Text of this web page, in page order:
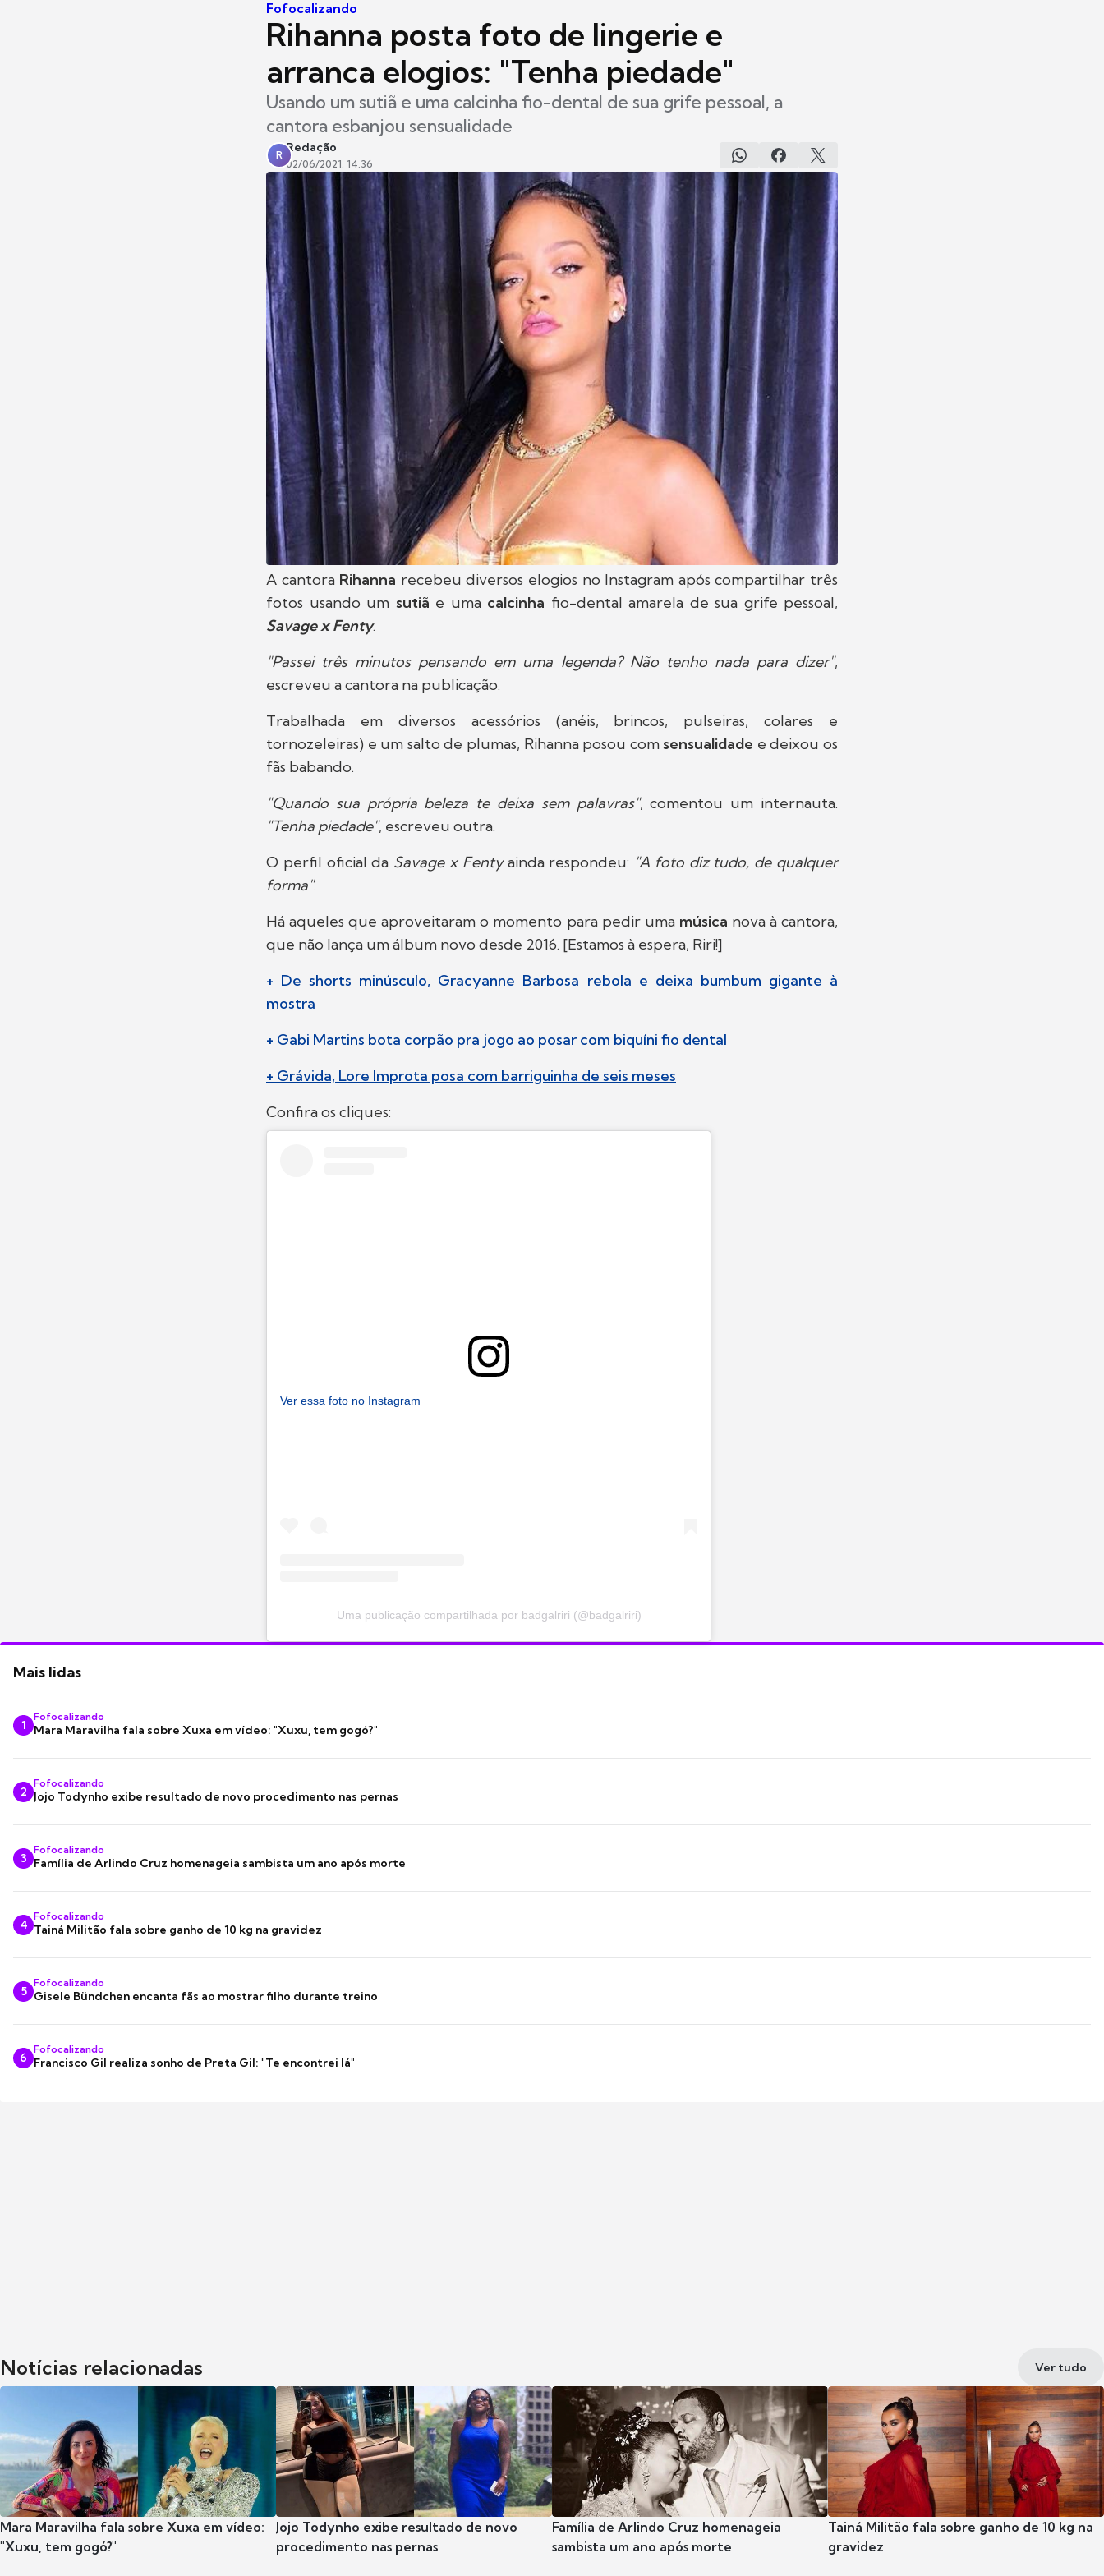
Fofocalizando
Rihanna posta foto de lingerie e
arranca elogios: "Tenha piedade"
Usando um sutiã e uma calcinha fio-dental de sua grife pessoal, a
cantora esbanjou sensualidade
R
Redação
02/06/2021, 14:36
A cantoraRihanna recebeu diversos elogios no Instagram após compartilhar três
fotos usando um sutiã e uma calcinha fio-dental amarela de sua grife pessoal,
Savage x Fenty.
"Passei três minutos pensando em uma legenda? Não tenho nada para dizer",
escreveu a cantora na publicação.
Trabalhada em diversos acessórios (anéis, brincos, pulseiras, colares e
tornozeleiras) e um salto de plumas, Rihanna posou comsensualidade e deixou os
fãs babando.
"Quando sua própria beleza te deixa sem palavras", comentou um internauta.
"Tenha piedade", escreveu outra.
O perfil oficial da Savage x Fentyainda respondeu: "A foto diz tudo, de qualquer
forma".
Há aqueles que aproveitaram o momento para pedir uma música nova à cantora,
que não lança um álbum novo desde 2016. [Estamos à espera, Riri!]
+ De shorts minúsculo, Gracyanne Barbosa rebola e deixa bumbum gigante à
mostra
+ Gabi Martins bota corpão pra jogo ao posar com biquíni fio dental
+ Grávida, Lore Improta posa com barriguinha de seis meses
Confira os cliques:
Ver essa foto no Instagram
Uma publicação compartilhada por badgalriri (@badgalriri)
Mais lidas
1
Fofocalizando
Mara Maravilha fala sobre Xuxa em vídeo: "Xuxu, tem gogó?"
2
Fofocalizando
Jojo Todynho exibe resultado de novo procedimento nas pernas
3
Fofocalizando
Família de Arlindo Cruz homenageia sambista um ano após morte
4
Fofocalizando
Tainá Militão fala sobre ganho de 10 kg na gravidez
5
Fofocalizando
Gisele Bündchen encanta fãs ao mostrar filho durante treino
6
Fofocalizando
Francisco Gil realiza sonho de Preta Gil: "Te encontrei lá"
Notícias relacionadas Ver tudo
Mara Maravilha fala sobre Xuxa em vídeo:
"Xuxu, tem gogó?"
Jojo Todynho exibe resultado de novo
procedimento nas pernas
Família de Arlindo Cruz homenageia
sambista um ano após morte
Tainá Militão fala sobre ganho de 10 kg na
gravidez